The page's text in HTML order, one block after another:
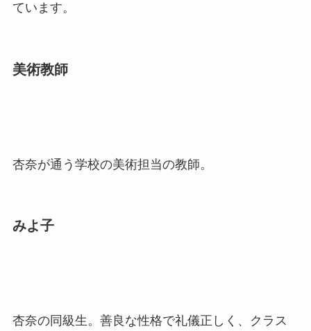
ています。
美術教師
杏奈が通う学校の美術担当の教師。
みよ子
杏奈の同級生。善良な性格で礼儀正しく、クラス